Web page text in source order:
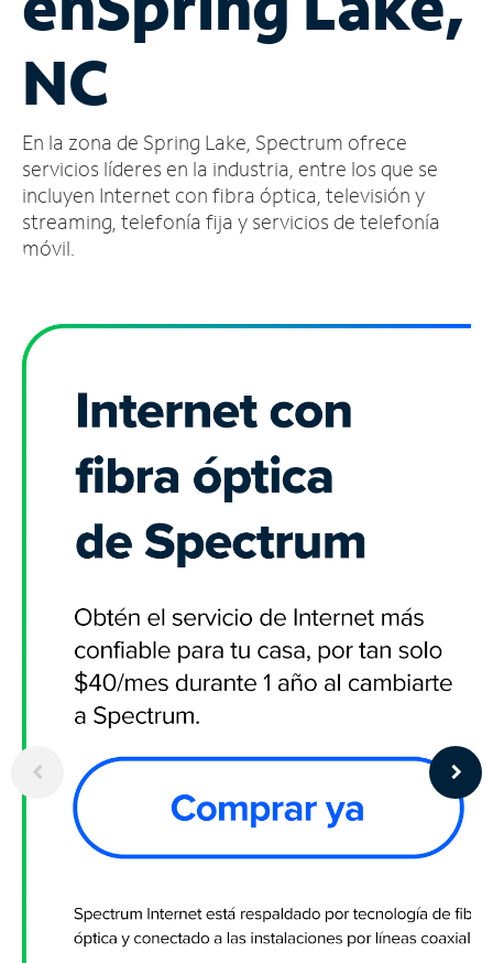
cuenta
Encuentra
tienda
NC
En la zona de Spring Lake, Spectrum ofrece
servicios líderes en la industria, entre los que se
incluyen Internet con fibra óptica, televisión y
streaming, telefonía fija y servicios de telefonía
móvil.